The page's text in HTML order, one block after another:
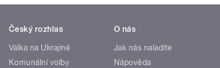
Český rozhlas
Válka na Ukrajině
Komunální volby
O nás
Jak nás naladíte
Nápověda